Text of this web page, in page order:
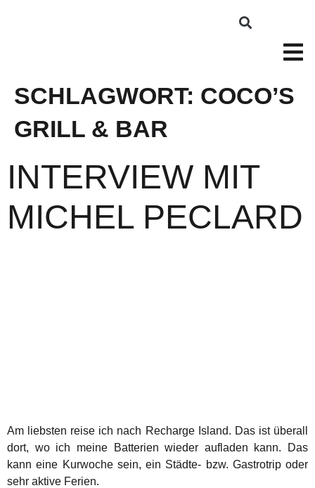
SCHLAGWORT: COCO’S
GRILL & BAR
INTERVIEW MIT
MICHEL PECLARD
Am liebsten reise ich nach Recharge Island. Das ist überall
dort, wo ich meine Batterien wieder aufladen kann. Das
kann eine Kurwoche sein, ein Städte- bzw. Gastrotrip oder
sehr aktive Ferien.